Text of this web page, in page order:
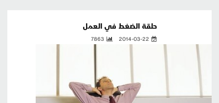
حلقة الضغط في العمل
2014-03-22
7863